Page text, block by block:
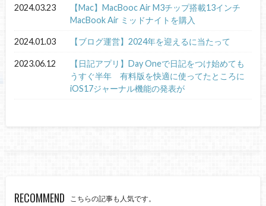
2024.03.23
【Mac】MacBooc Air M3チップ搭載13インチ
MacBook Air ミッドナイトを購入
2024.01.03 【ブログ運営】2024年を迎えるに当たって
2023.06.12
【日記アプリ】Day Oneで日記をつけ始めても
うすぐ半年 有料版を快適に使ってたところに
iOS17ジャーナル機能の発表が
RECOMMEND こちらの記事も人気です。